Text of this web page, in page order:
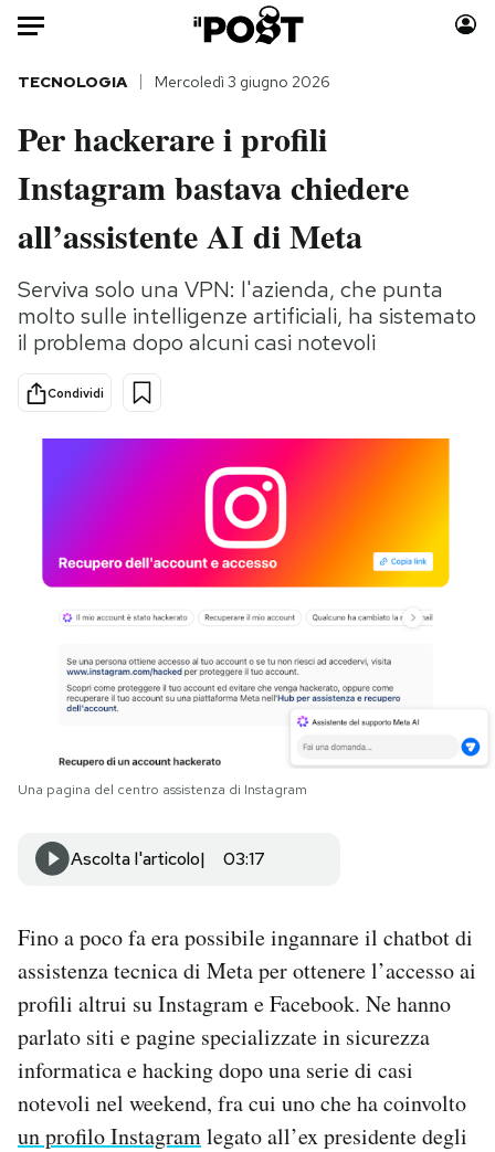
Auto
HOME
Italia
Politica
Tecnologia
Internet
Scienza
Cultura
Economia
Sport
Moda
Consumismi
Storie/Idee
Ok Boomer!
Media
Mondiali calcio 2026
NEWSLETTER
I MIEI PREFERITI
SHOP
Area Personale
Newsletter
Notifiche mobile
Regala il Post
Hai bisogno di aiuto?
Esci
TECNOLOGIA Mercoledì 3 giugno 2026
Per hackerare i profili
Instagram bastava chiedere
all’assistente AI di Meta
Serviva solo una VPN: l'azienda, che punta
molto sulle intelligenze artificiali, ha sistemato
il problema dopo alcuni casi notevoli
Condividi
Una pagina del centro assistenza di Instagram
Ascolta l'articolo 03:17
Fino a poco fa era possibile ingannare il chatbot di
assistenza tecnica di Meta per ottenere l’accesso ai
profili altrui su Instagram e Facebook. Ne hanno
parlato siti e pagine specializzate in sicurezza
informatica e hacking dopo una serie di casi
notevoli nel weekend, fra cui uno che ha coinvolto
un profilo Instagramlegato all’ex presidente degli